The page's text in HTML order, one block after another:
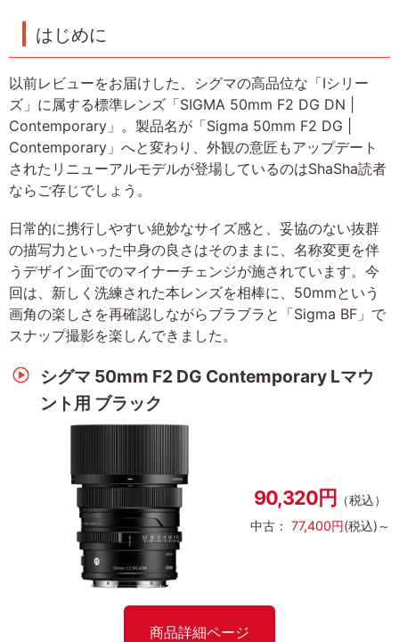
はじめに
以前レビューをお届けした、シグマの高品位な「Iシリー
ズ」に属する標準レンズ「SIGMA 50mm F2 DG DN |
Contemporary」。製品名が「Sigma 50mm F2 DG |
Contemporary」へと変わり、外観の意匠もアップデート
されたリニューアルモデルが登場しているのはShaSha読者
ならご存じでしょう。
日常的に携行しやすい絶妙なサイズ感と、妥協のない抜群
の描写力といった中身の良さはそのままに、名称変更を伴
うデザイン面でのマイナーチェンジが施されています。今
回は、新しく洗練された本レンズを相棒に、50mmという
画角の楽しさを再確認しながらブラブラと「Sigma BF」で
スナップ撮影を楽しんできました。
シグマ 50mm F2 DG Contemporary Lマウ
ント用 ブラック
90,320円 （税込）
中古： 77,400円(税込)～
商品詳細ページ